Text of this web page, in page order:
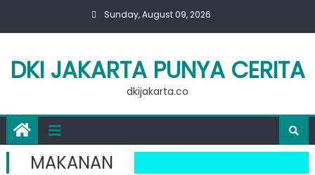
Sunday, August 09, 2026
DKI JAKARTA PUNYA CERITA
dkijakarta.co
MAKANAN